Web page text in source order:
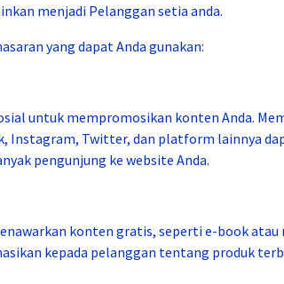
menjadi Pelanggan setia anda.
yang dapat Anda gunakan:
untuk mempromosikan konten Anda.
Instagram, Twitter, dan platform lainnya
pengunjung ke website Anda.
konten gratis, seperti e-book atau
kepada pelanggan tentang produk